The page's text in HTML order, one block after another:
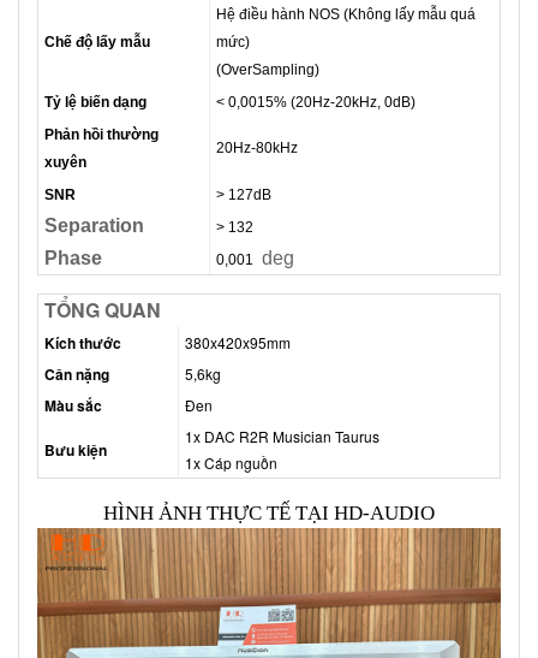
Chế độ lấy mẫu
Hệ điều hành NOS (Không lấy mẫu quá
mức)
(OverSampling)
Tỷ lệ biến dạng
< 0,0015% (20Hz-20kHz, 0dB)
Phản hồi thường
xuyên
20Hz-80kHz
SNR > 127dB
Separation > 132
Phase 0,001 deg
TỔNG QUAN
Kích thước 380x420x95mm
Cân nặng 5,6kg
Màu sắc Đen
Bưu kiện
1x DAC R2R Musician Taurus
1x Cáp nguồn
HÌNH ẢNH THỰC TẾ TẠI HD-AUDIO